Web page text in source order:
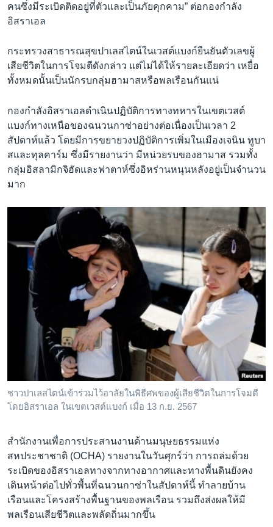
คนซึ่งมีระเบิดติดอยู่ที่ตัวและเป็นภัยคุกคาม” ต่อกองกำลัง
อิสราเอล
กระทรวงสาธารณสุขปาเลสไตน์ในเวสต์แบงก์ยืนยันตัวเลขผู้
เสียชีวิตในการโจมตีดังกล่าว แต่ไม่ได้ให้รายละเอียดว่า เหยื่อ
ทั้งหมดนั้นเป็นนักรบกลุ่มฮามาสหรือพลเรือนกันแน่
กองกำลังอิสราเอลดำเนินปฏิบัติการทางทหารในเขตเวสต์
แบงก์ทางเหนือของฉนวนกาซ่าอย่างต่อเนื่องเป็นเวลา 2
สัปดาห์แล้ว โดยมีการขยายวงปฏิบัติการเพิ่มในเมืองเจนิน ทูบา
สและทุลคาร์ม ซึ่งมีรายงานว่า มีหน่วยรบของฮามาส รวมทั้ง
กลุ่มอิสลามิกจิฮัดและฟาตาห์ซึ่งอิหร่านหนุนหลังอยู่เป็นจำนวน
มาก
ชาวปาเลสไตน์เข้าร่วมไว้อาลัยในพิธีศพของผู้เสียชีวิตในการโจมตี
โดยอิสราเอล ในเขตเวสต์แบงก์ เมื่อ 13 ก.ย. 2567
สำนักงานเพื่อการประสานงานด้านมนุษยธรรมแห่ง
สหประชาชาติ (OCHA) รายงานในวันศุกร์ว่า การถล่มด้วย
ระเบิดของอิสราเอลทางจากทางอากาศและทางพื้นดินยังคง
เดินหน้าต่อไปทั่วพื้นที่ฉนวนกาซ่าในสัปดาห์นี้ ทำลายบ้าน
เรือนและโครงสร้างพื้นฐานของพลเรือน รวมถึงส่งผลให้มี
พลเรือนเสียชีวิตและพลัดถิ่นมากขึ้น